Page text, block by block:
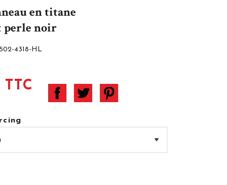
en titane
perle noir
4318-HL